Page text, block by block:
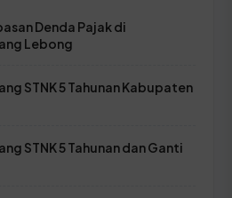
Denda Pajak di
Lebong
STNK 5 Tahunan Kabupaten
STNK 5 Tahunan dan Ganti